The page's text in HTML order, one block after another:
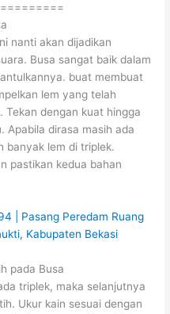
nanti akan dijadikan
Busa sangat baik dalam
buat membuat
lem yang telah
Tekan dengan kuat hingga
Apabila dirasa masih ada
banyak lem di triplek.
pastikan kedua bahan
pada Busa
triplek, maka selanjutnya
Ukur kain sesuai dengan